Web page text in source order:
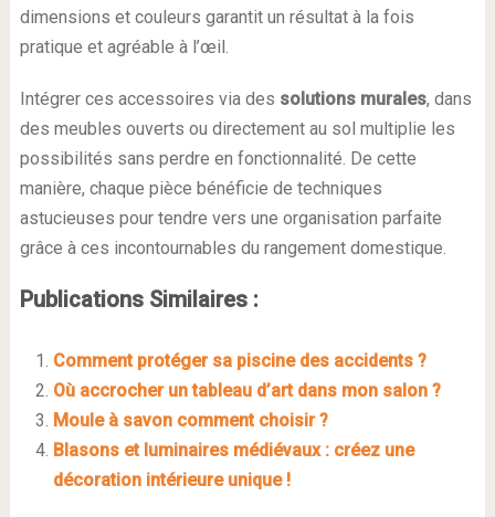
dimensions et couleurs garantit un résultat à la fois
pratique et agréable à l’œil.
Intégrer ces accessoires via des solutions murales, dans
des meubles ouverts ou directement au sol multiplie les
possibilités sans perdre en fonctionnalité. De cette
manière, chaque pièce bénéficie de techniques
astucieuses pour tendre vers une organisation parfaite
grâce à ces incontournables du rangement domestique.
Publications Similaires :
Comment protéger sa piscine des accidents ?
Où accrocher un tableau d’art dans mon salon ?
Moule à savon comment choisir ?
Blasons et luminaires médiévaux : créez une
décoration intérieure unique !